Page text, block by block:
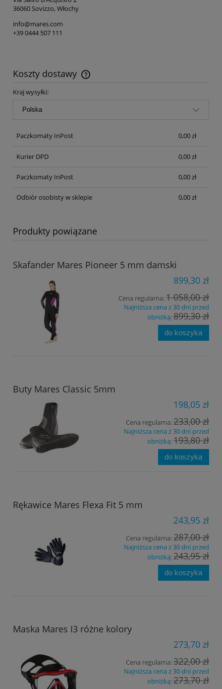
36060 Sovizzo, Włochy
info@mares.com
+39 0444 507 111
Koszty dostawy
Cena nie zawiera ewentualnych kosztów płatności
Kraj wysyłki:
Paczkomaty InPost 0,00 zł
Kurier DPD 0,00 zł
Paczkomaty InPost 0,00 zł
Odbiór osobisty w sklepie 0,00 zł
Produkty powiązane
Skafander Mares Pioneer 5 mm damski
899,30 zł
Cena regularna:1 058,00 zł
Najniższa cena z 30 dni przed
obniżką:899,30 zł
do koszyka
Buty Mares Classic 5mm
198,05 zł
Cena regularna:233,00 zł
Najniższa cena z 30 dni przed
obniżką:193,80 zł
do koszyka
Rękawice Mares Flexa Fit 5 mm
243,95 zł
Cena regularna:287,00 zł
Najniższa cena z 30 dni przed
obniżką:243,95 zł
do koszyka
Maska Mares I3 różne kolory
273,70 zł
Cena regularna:322,00 zł
Najniższa cena z 30 dni przed
obniżką:273,70 zł